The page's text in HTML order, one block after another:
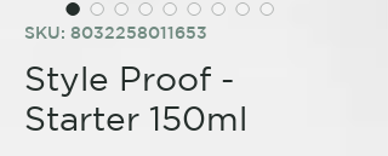
SKU: 8032258011653
Style Proof -
Starter 150ml